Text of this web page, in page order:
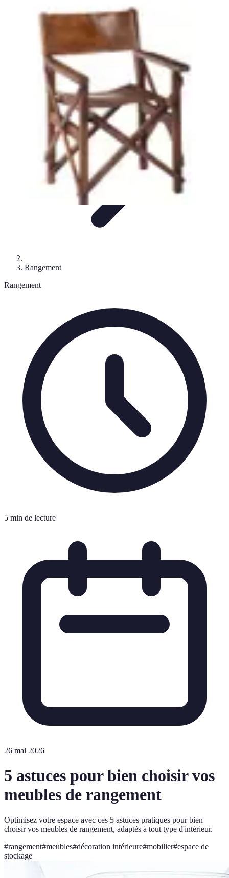
Aménagement des espacesDurabilité
Astuces et Conseils
Solution Meuble
Rangement
Rangement
5 min de lecture
26 mai 2026
5 astuces pour bien choisir vos
meubles de rangement
Optimisez votre espace avec ces 5 astuces pratiques pour bien
choisir vos meubles de rangement, adaptés à tout type d'intérieur.
#rangement#meubles#décoration intérieure#mobilier#espace de
stockage